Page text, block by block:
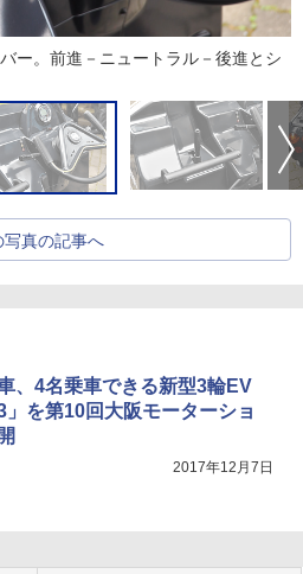
ー。前進－ニュートラル－後進とシ
写真の記事へ
、4名乗車できる新型3輪EV
」を第10回大阪モーターショ
2017年12月7日